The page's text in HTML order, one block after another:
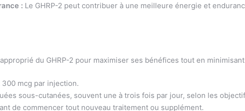
: Le GHRP-2 peut contribuer à une meilleure énergie et
du GHRP-2 pour maximiser ses bénéfices tout en
mcg par injection.
sous-cutanées, souvent une à trois fois par jour, selon les
de commencer tout nouveau traitement ou supplément.